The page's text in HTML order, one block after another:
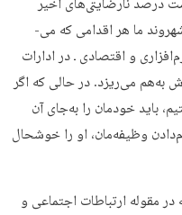
درصد نارضایتی­‌های اخیر
مردم، مربوط به نظام اداری کشور است. شهروند ما هر اقدامی که می‌­
و اقتصادی ‌ـ در ادارات
می‌­ریزد. در حالی که اگر
باید خودمان را به‌جای آن
وظیفه­‌مان، او را خوشحال
در مقوله ارتباطات اجتماعی و